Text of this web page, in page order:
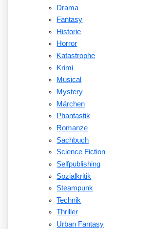
Drama
Fantasy
Historie
Horror
Katastrophe
Krimi
Musical
Mystery
Märchen
Phantastik
Romanze
Sachbuch
Science Fiction
Selfpublishing
Sozialkritik
Steampunk
Technik
Thriller
Urban Fantasy